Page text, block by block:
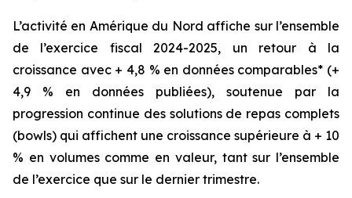
L’activité en Amérique du Nord affiche sur l’ensemble
de l’exercice fiscal 2024-2025, un retour à la
croissance avec + 4,8 % en données comparables* (+
4,9 % en données publiées), soutenue par la
progression continue des solutions de repas complets
(bowls) qui affichent une croissance supérieure à + 10
% en volumes comme en valeur, tant sur l’ensemble
de l’exercice que sur le dernier trimestre.